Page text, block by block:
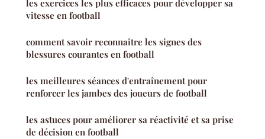
les exercices les plus efficaces pour développer sa
vitesse en football
comment savoir reconnaitre les signes des
blessures courantes en football
les meilleures séances d'entraînement pour
renforcer les jambes des joueurs de football
les astuces pour améliorer sa réactivité et sa prise
de décision en football